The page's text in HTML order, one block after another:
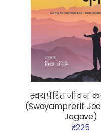
स्वयंप्रेरित जीवन
(Swayamprerit
Jagave)
₹ 225